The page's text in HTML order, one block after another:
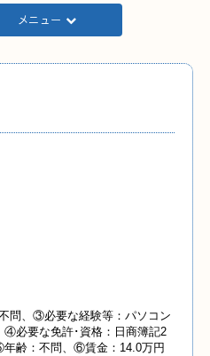
メニュー
問、③必要な経験等：パソコン
④必要な免許･資格：日商簿記2
齢：不問、⑥賃金：14.0万円